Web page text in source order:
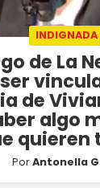
INDIGNADA
de La
de
algo
quieren
PorAntonella